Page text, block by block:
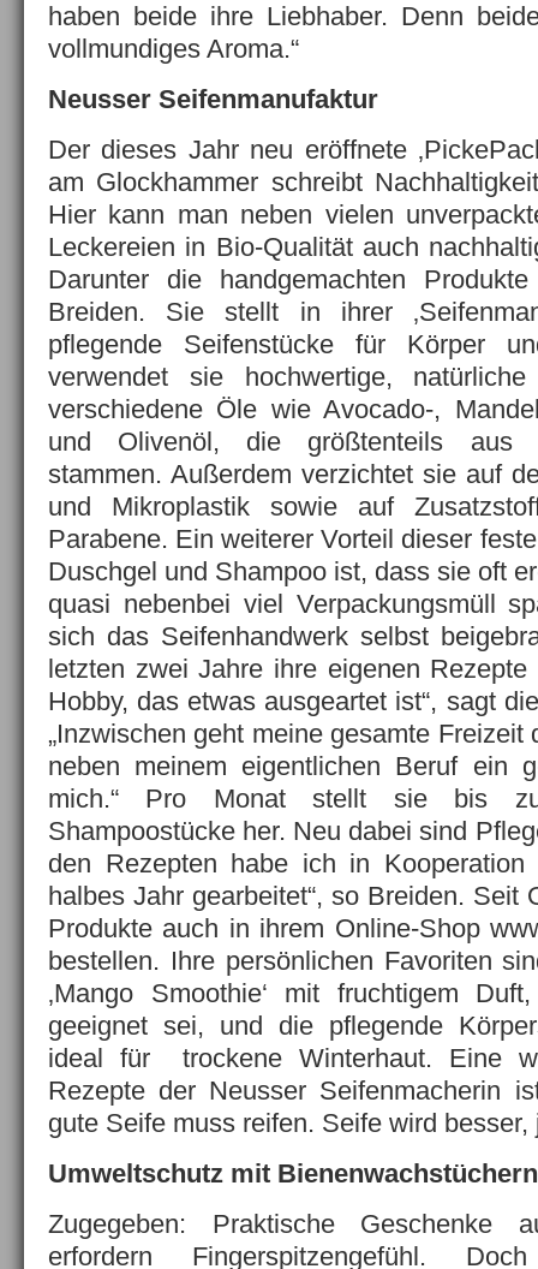
haben beide ihre Liebhaber. Denn
vollmundiges Aroma.“
Neusser Seifenmanufaktur
Der dieses Jahr neu eröffnete
am Glockhammer schreibt
Hier kann man neben vielen
Leckereien in Bio-Qualität auch
Darunter die handgemachten
Breiden. Sie stellt in ihrer
pflegende Seifenstücke für Körper
verwendet sie hochwertige,
verschiedene Öle wie Avocado-,
und Olivenöl, die größtenteils aus
stammen. Außerdem verzichtet sie auf
und Mikroplastik sowie auf
Parabene. Ein weiterer Vorteil dieser
Duschgel und Shampoo ist, dass sie oft
quasi nebenbei viel Verpackungsmüll
sich das Seifenhandwerk selbst
letzten zwei Jahre ihre eigenen
Hobby, das etwas ausgeartet ist“, sagt
„Inzwischen geht meine gesamte Freizeit
neben meinem eigentlichen Beruf ein
mich.“ Pro Monat stellt sie bis
Shampoostücke her. Neu dabei sind
den Rezepten habe ich in
halbes Jahr gearbeitet“, so Breiden. Seit
Produkte auch in ihrem Online-Shop
bestellen. Ihre persönlichen Favoriten
‚Mango Smoothie‘ mit fruchtigem
geeignet sei, und die pflegende
ideal für trockene Winterhaut. Eine
Rezepte der Neusser Seifenmacherin
gute Seife muss reifen. Seife wird besser,
Umweltschutz mit Bienenwachstüchern
Zugegeben: Praktische Geschenke
erfordern Fingerspitzengefühl.